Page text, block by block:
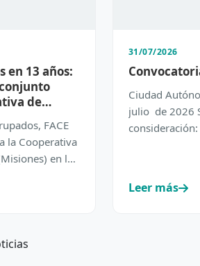
en 13 años:
de
FACE
la Cooperativa
en la
31/07/2026
Ciudad
julio de 2026
Leer más